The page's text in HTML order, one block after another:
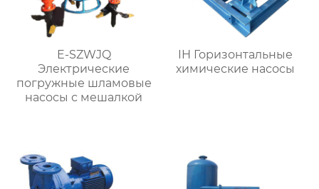
E-SZWJQ
Электрические
погружные шламовые
насосы с мешалкой
IH Горизонтальные
химические насосы